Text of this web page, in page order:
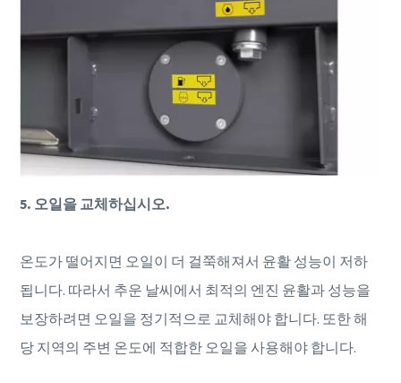
5. 오일을 교체하십시오.
온도가 떨어지면 오일이 더 걸쭉해져서 윤활 성능이 저하
됩니다. 따라서 추운 날씨에서 최적의 엔진 윤활과 성능을
보장하려면 오일을 정기적으로 교체해야 합니다. 또한 해
당 지역의 주변 온도에 적합한 오일을 사용해야 합니다.